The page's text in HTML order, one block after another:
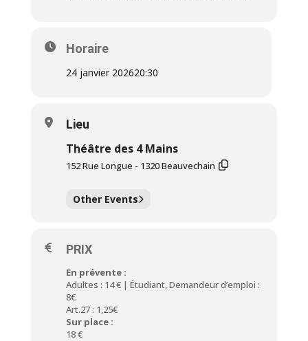
Horaire
24 janvier 202620:30
Lieu
Théâtre des 4 Mains
152 Rue Longue - 1320 Beauvechain
Other Events
PRIX
En prévente :
Adultes : 14 € | Étudiant, Demandeur d’emploi :
8€
Art.27 : 1,25€
Sur place :
18 €